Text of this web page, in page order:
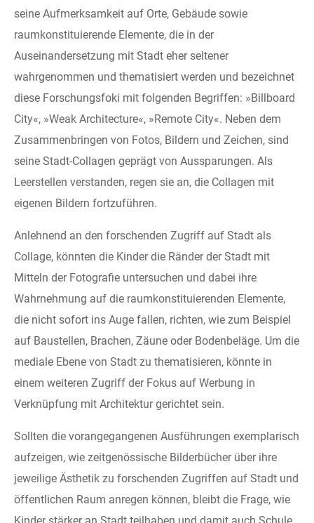
seine Aufmerksamkeit auf Orte, Gebäude sowie
raumkonstituierende Elemente, die in der
Auseinandersetzung mit Stadt eher seltener
wahrgenommen und thematisiert werden und bezeichnet
diese Forschungsfoki mit folgenden Begriffen: »Billboard
City«, »Weak Architecture«, »Remote City«. Neben dem
Zusammenbringen von Fotos, Bildern und Zeichen, sind
seine Stadt-Collagen geprägt von Aussparungen. Als
Leerstellen verstanden, regen sie an, die Collagen mit
eigenen Bildern fortzuführen.
Anlehnend an den forschenden Zugriff auf Stadt als
Collage, könnten die Kinder die Ränder der Stadt mit
Mitteln der Fotografie untersuchen und dabei ihre
Wahrnehmung auf die raumkonstituierenden Elemente,
die nicht sofort ins Auge fallen, richten, wie zum Beispiel
auf Baustellen, Brachen, Zäune oder Bodenbeläge. Um die
mediale Ebene von Stadt zu thematisieren, könnte in
einem weiteren Zugriff der Fokus auf Werbung in
Verknüpfung mit Architektur gerichtet sein.
Sollten die vorangegangenen Ausführungen exemplarisch
aufzeigen, wie zeitgenössische Bilderbücher über ihre
jeweilige Ästhetik zu forschenden Zugriffen auf Stadt und
öffentlichen Raum anregen können, bleibt die Frage, wie